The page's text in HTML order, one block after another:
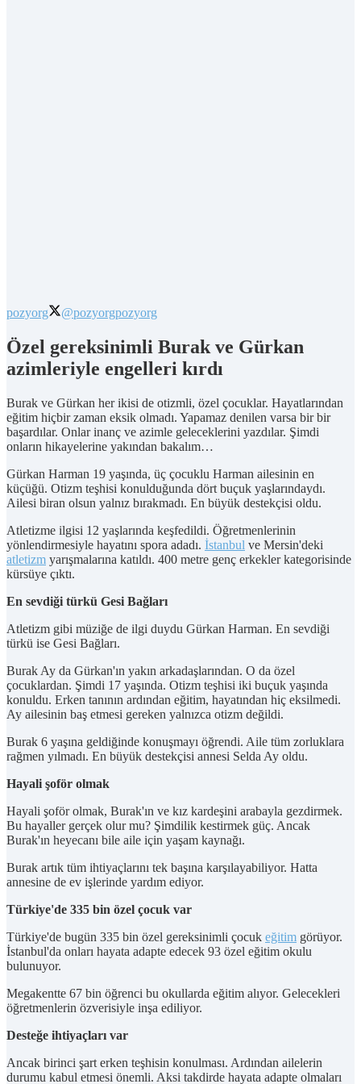
pozyorg @pozyorgpozyorg
Özel gereksinimli Burak ve Gürkan
azimleriyle engelleri kırdı
Burak ve Gürkan her ikisi de otizmli, özel çocuklar. Hayatlarından
eğitim hiçbir zaman eksik olmadı. Yapamaz denilen varsa bir bir
başardılar. Onlar inanç ve azimle geleceklerini yazdılar. Şimdi
onların hikayelerine yakından bakalım…
Gürkan Harman 19 yaşında, üç çocuklu Harman ailesinin en
küçüğü. Otizm teşhisi konulduğunda dört buçuk yaşlarındaydı.
Ailesi biran olsun yalnız bırakmadı. En büyük destekçisi oldu.
Atletizme ilgisi 12 yaşlarında keşfedildi. Öğretmenlerinin
yönlendirmesiyle hayatını spora adadı. İstanbul ve Mersin'deki
atletizm yarışmalarına katıldı. 400 metre genç erkekler kategorisinde
kürsüye çıktı.
En sevdiği türkü Gesi Bağları
Atletizm gibi müziğe de ilgi duydu Gürkan Harman. En sevdiği
türkü ise Gesi Bağları.
Burak Ay da Gürkan'ın yakın arkadaşlarından. O da özel
çocuklardan. Şimdi 17 yaşında. Otizm teşhisi iki buçuk yaşında
konuldu. Erken tanının ardından eğitim, hayatından hiç eksilmedi.
Ay ailesinin baş etmesi gereken yalnızca otizm değildi.
Burak 6 yaşına geldiğinde konuşmayı öğrendi. Aile tüm zorluklara
rağmen yılmadı. En büyük destekçisi annesi Selda Ay oldu.
Hayali şoför olmak
Hayali şoför olmak, Burak'ın ve kız kardeşini arabayla gezdirmek.
Bu hayaller gerçek olur mu? Şimdilik kestirmek güç. Ancak
Burak'ın heyecanı bile aile için yaşam kaynağı.
Burak artık tüm ihtiyaçlarını tek başına karşılayabiliyor. Hatta
annesine de ev işlerinde yardım ediyor.
Türkiye'de 335 bin özel çocuk var
Türkiye'de bugün 335 bin özel gereksinimli çocuk eğitim görüyor.
İstanbul'da onları hayata adapte edecek 93 özel eğitim okulu
bulunuyor.
Megakentte 67 bin öğrenci bu okullarda eğitim alıyor. Gelecekleri
öğretmenlerin özverisiyle inşa ediliyor.
Desteğe ihtiyaçları var
Ancak birinci şart erken teşhisin konulması. Ardından ailelerin
durumu kabul etmesi önemli. Aksi takdirde hayata adapte olmaları